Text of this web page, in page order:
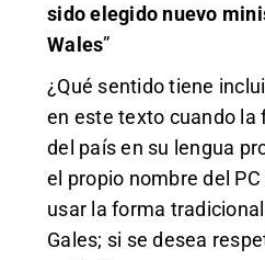
sido elegido nuevo
Wales”
¿Qué sentido tiene
en este texto cuando la
del país en su lengua
el propio nombre del
usar la forma
Gales; si se desea